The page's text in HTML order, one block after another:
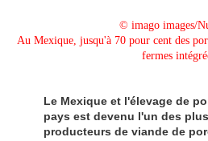
© imago images/
Au Mexique, jusqu'à 70 pour cent des
fermes
Le Mexique et l'élevage de
pays est devenu l'un des
producteurs de viande de